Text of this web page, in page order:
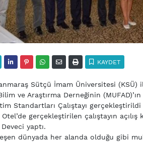
KAYDET
Sütçü İmam Üniversitesi (KSÜ)
ve Araştırma Derneğinin
Standartları Çalıştayı gerçekleştirildi
Otel’de gerçekleştirilen çalıştayın
yaptı.
dünyada her alanda olduğu gibi